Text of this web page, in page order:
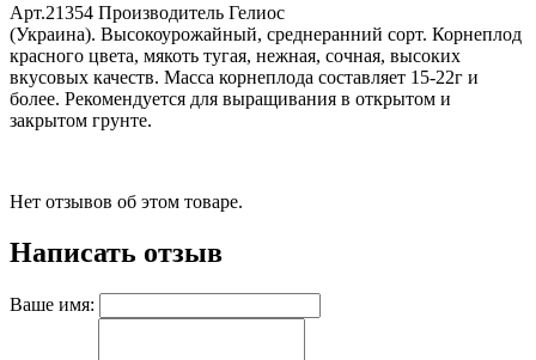
Арт.21354 Производитель Гелиос
(Украина). Высокоурожайный, среднеранний сорт. Корнеплод
красного цвета, мякоть тугая, нежная, сочная, высоких
вкусовых качеств. Масса корнеплода составляет 15-22г и
более. Рекомендуется для выращивания в открытом и
закрытом грунте.
Нет отзывов об этом товаре.
Написать отзыв
Ваше имя: